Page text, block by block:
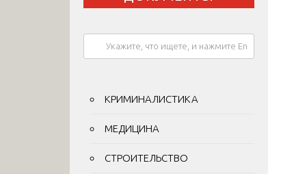
КРИМИНАЛИСТИКА
МЕДИЦИНА
СТРОИТЕЛЬСТВО